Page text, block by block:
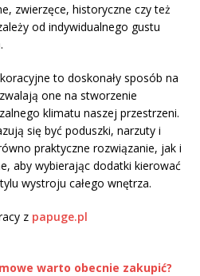
zwierzęce, historyczne czy też
od indywidualnego gustu
to doskonały sposób na
one na stworzenie
klimatu naszej przestrzeni.
się być poduszki, narzuty i
praktyczne rozwiązanie, jak i
aby wybierając dodatki kierować
wystroju całego wnętrza.
z papuge.pl
warto obecnie zakupić?